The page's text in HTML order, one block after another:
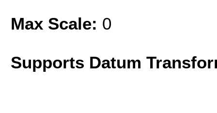
Max Scale: 0
Supports Datum